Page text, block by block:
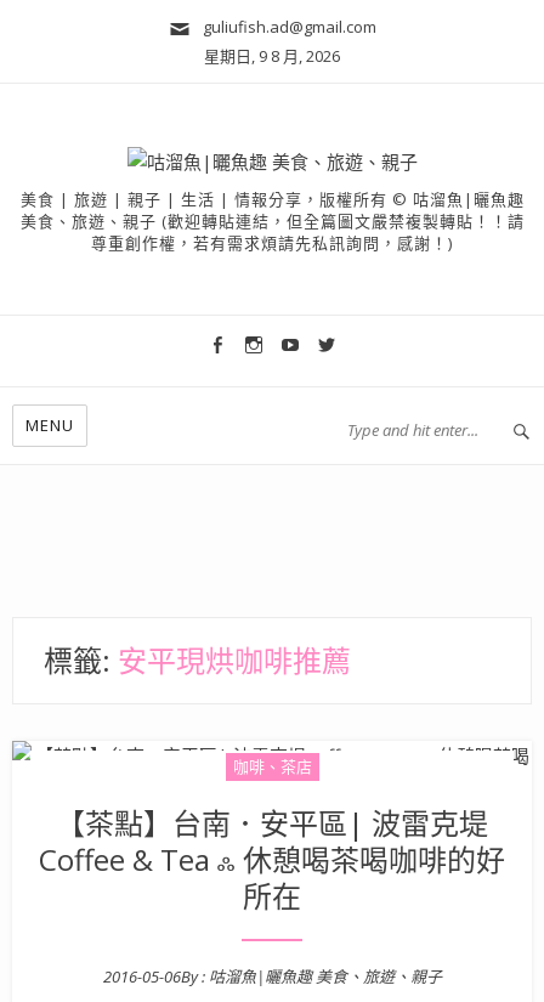
guliufish.ad@gmail.com
星期日, 9 8 月, 2026
美食 | 旅遊 | 親子 | 生活 | 情報分享，版權所有 © 咕溜魚|曬魚趣
美食、旅遊、親子 (歡迎轉貼連結，但全篇圖文嚴禁複製轉貼！！請
尊重創作權，若有需求煩請先私訊詢問，感謝！)
MENU
標籤: 安平現烘咖啡推薦
咖啡、茶店
【茶點】台南．安平區| 波雷克堤
Coffee & Tea ஃ 休憩喝茶喝咖啡的好
所在
Posted on
2016-05-06By : 咕溜魚|曬魚趣 美食、旅遊、親子